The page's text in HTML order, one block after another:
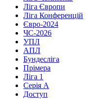
Ліга Європи
Ліга Конференцій
Євро-2024
ЧС-2026
УПЛ
АПЛ
Бундесліга
Прімера
Ліга 1
Серія А
Доступ